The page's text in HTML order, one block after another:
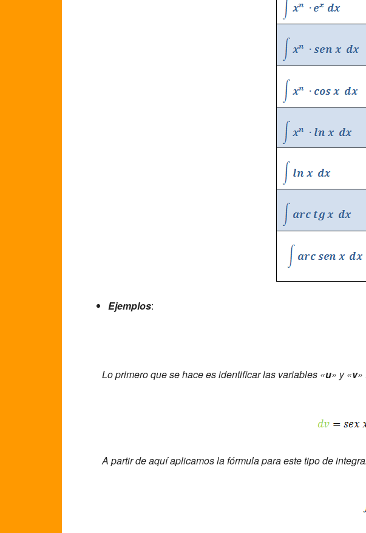
Ejemplos:
Lo primero que se hace es identificar las variables «u» y «v»
A partir de aquí aplicamos la fórmula para este tipo de